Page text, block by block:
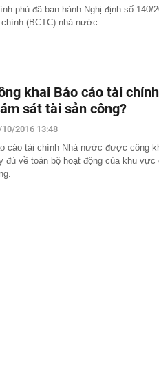
xã phê duyệt kiến trúc nhà ở riêng lẻ
tượng bế trên tay, lớn lên cô gái
35 tỷ rước về làm vợ
trường đại học ở Việt Nam giành Top 1
Điện Máy Xanh 'gom hàng' trong ngày
RAM lớn nhất thế giới đã bán hết sạch
10,8 tỷ đồng tiền mặt, cặp vợ chồng
đã “rửa tiền" gần 319 tỷ đồng cho Mr
phủ đã ban hành Nghị định số
(BCTC) nhà nước.
khai Báo cáo tài
sát tài sản công?
2016 13:48
cáo tài chính Nhà nước được công
đủ về toàn bộ hoạt động của khu